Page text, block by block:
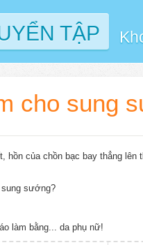
TẬP
cho sung
hồn của chồn bạc bay thẳng lên
sướng?
làm bằng... da phụ nữ!